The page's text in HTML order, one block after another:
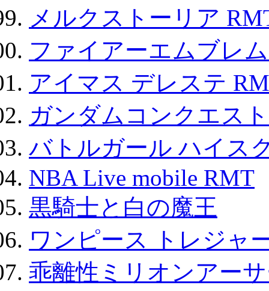
メルクストーリア
ファイアーエムブレ
アイマス デレステ
ガンダムコンクエスト
バトルガール ハイス
NBA Live mobile RMT
黒騎士と白の魔王
ワンピース トレジャ
乖離性ミリオンアー